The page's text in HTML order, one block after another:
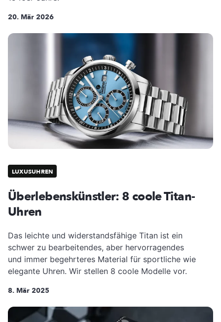
20. Mär 2026
LUXUSUHREN
Überlebenskünstler: 8 coole Titan-
Uhren
Das leichte und widerstandsfähige Titan ist ein
schwer zu bearbeitendes, aber hervorragendes
und immer begehrteres Material für sportliche wie
elegante Uhren. Wir stellen 8 coole Modelle vor.
8. Mär 2025